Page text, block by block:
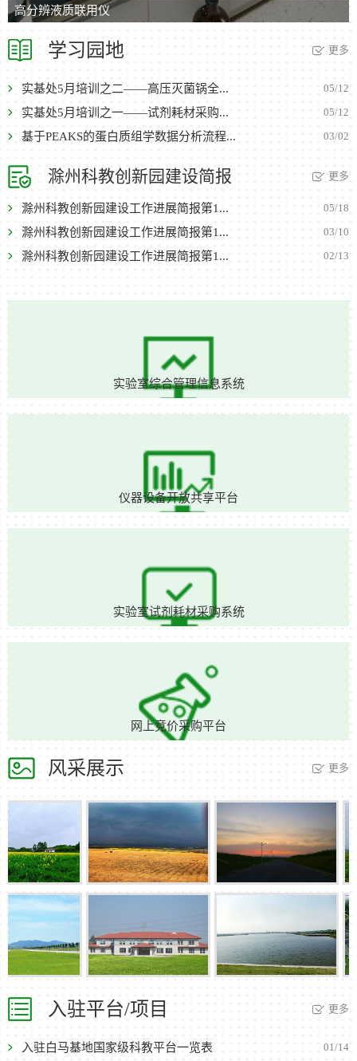
高分辨液质联用仪
学习园地 更多
05/12
实基处5月培训之二——高压灭菌锅全...
05/12
实基处5月培训之一——试剂耗材采购...
03/02
基于PEAKS的蛋白质组学数据分析流程...
滁州科教创新园建设简报 更多
05/18
滁州科教创新园建设工作进展简报第1...
03/10
滁州科教创新园建设工作进展简报第1...
02/13
滁州科教创新园建设工作进展简报第1...
实验室综合管理信息系统
仪器设备开放共享平台
实验室试剂耗材采购系统
网上竞价采购平台
风采展示 更多
入驻平台/项目 更多
01/14
入驻白马基地国家级科教平台一览表